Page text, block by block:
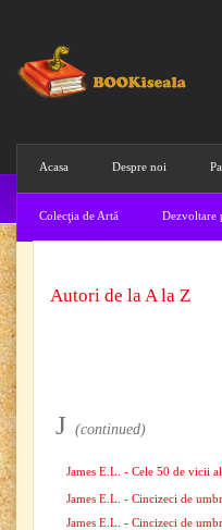
Acasa Despre noi
Colecţia de Artă Dezvoltare
Autori de la A la Z
J (continued)
James E.L. - Cele 50 de vicii
James E.L. - Cincizeci de
James E.L. - Cincizeci de